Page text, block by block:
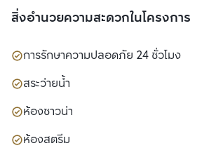
สิ่งอำนวยความสะดวกในโครงการ
การรักษาความปลอดภัย 24 ชั่วโมง
สระว่ายน้ำ
ห้องซาวน่า
ห้องสตรีม